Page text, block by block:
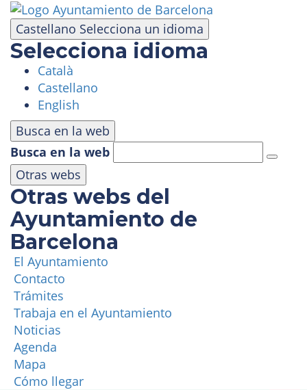
Castellano Selecciona un idioma
Selecciona idioma
Català
Castellano
English
Busca en la web
Busca en la web
Otras webs
Otras webs del
Ayuntamiento de
Barcelona
El Ayuntamiento
Contacto
Trámites
Trabaja en el Ayuntamiento
Noticias
Agenda
Mapa
Cómo llegar
Pasar
contenido
principal
VISITA
PARQUE DE ATRACCIONES
ÁREA PANORÁMICA
MASÍA TIBIDABO
FUNICULAR
TIBICLUB
¿QUIÉNES SOMOS?
MÁS PRODUCTOS